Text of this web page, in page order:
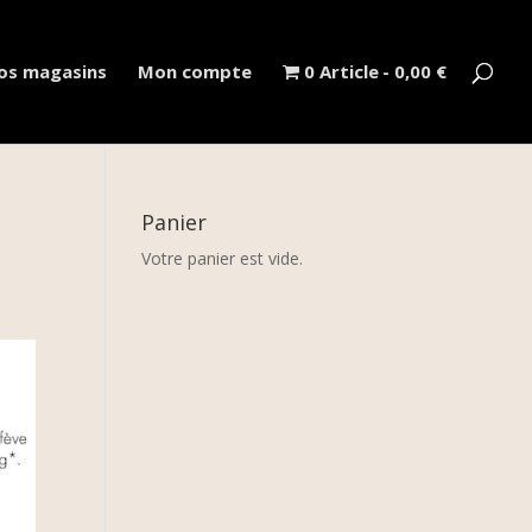
magasins Mon compte 0 Article 0,00 €
Panier
Votre panier est vide.